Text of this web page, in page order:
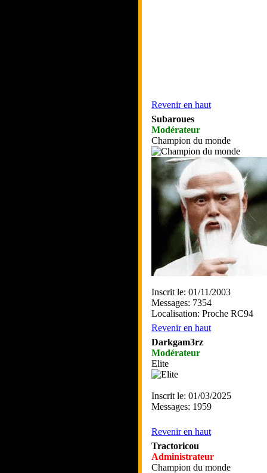
Revenir en haut
Subaroues
Modérateur
Champion du monde
Inscrit le: 01/11/2003
Messages: 7354
Localisation: Proche RC94
Revenir en haut
Darkgam3rz
Modérateur
Elite
Inscrit le: 01/03/2025
Messages: 1959
Revenir en haut
Tractoricou
Administrateur
Champion du monde